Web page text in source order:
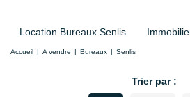
Location Bureaux Senlis
Accueil A vendre Bureaux Senlis
Trier par :